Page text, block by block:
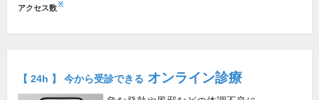
アクセス数※
【 24h 】 今から受診できる オンライン診療